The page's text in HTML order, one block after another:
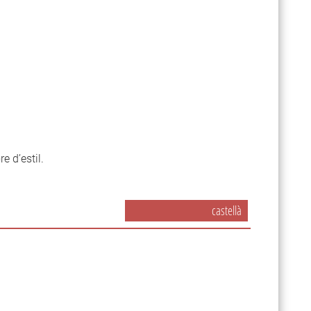
d’estil.
castellà